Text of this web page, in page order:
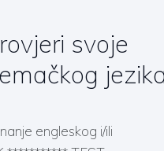
svoje
engleskog i/ili